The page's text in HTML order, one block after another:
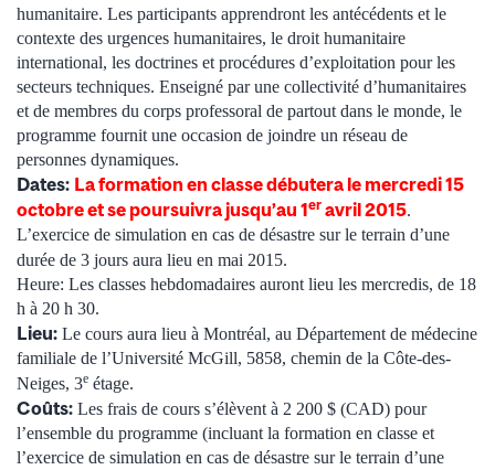
humanitaire. Les participants apprendront les antécédents et le
contexte des urgences humanitaires, le droit humanitaire
international, les doctrines et procédures d’exploitation pour les
secteurs techniques. Enseigné par une collectivité d’humanitaires
et de membres du corps professoral de partout dans le monde, le
programme fournit une occasion de joindre un réseau de
personnes dynamiques.
Dates: La formation en classe débutera le mercredi 15
octobre et se poursuivra jusqu’au 1er avril 2015.
L’exercice de simulation en cas de désastre sur le terrain d’une
durée de 3 jours aura lieu en mai 2015.
Heure: Les classes hebdomadaires auront lieu les mercredis, de 18
h à 20 h 30.
Lieu: Le cours aura lieu à Montréal, au Département de médecine
familiale de l’Université McGill, 5858, chemin de la Côte-des-
Neiges, 3e étage.
Coûts: Les frais de cours s’élèvent à 2 200 $ (CAD) pour
l’ensemble du programme (incluant la formation en classe et
l’exercice de simulation en cas de désastre sur le terrain d’une